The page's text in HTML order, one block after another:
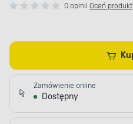
0 opinii Oceń produkt
Zamówienie online
Dostępny